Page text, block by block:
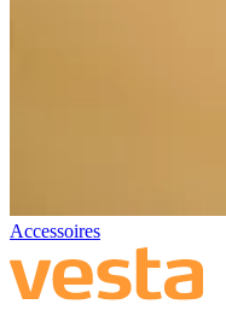
Accessoires